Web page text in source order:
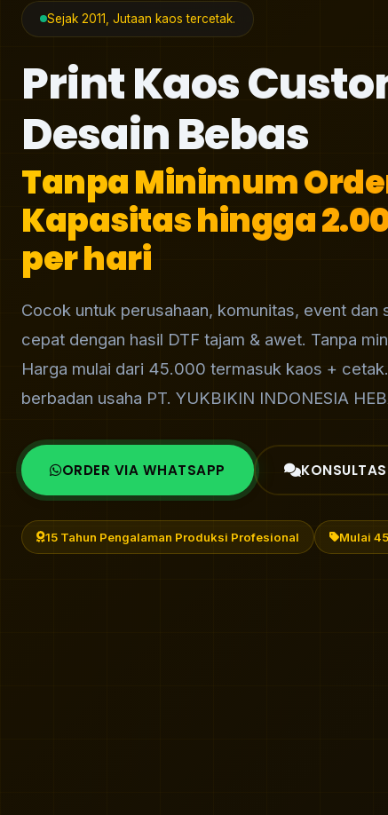
Sejak 2011, Jutaan kaos tercetak.
Print Kaos
Desain Bebas
Tanpa Minimum
Kapasitas hingga
per hari
Cocok untuk perusahaan, komunitas, event dan
cepat dengan hasil DTF tajam & awet. Tanpa
Harga mulai dari 45.000 termasuk kaos +
berbadan usaha PT. YUKBIKIN INDONESIA
ORDER VIA WHATSAPP
15 Tahun Pengalaman Produksi Profesional Mulai